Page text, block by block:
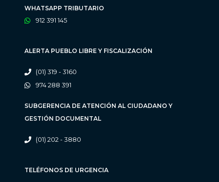
WHATSAPP TRIBUTARIO
912 391 145
ALERTA PUEBLO LIBRE Y FISCALIZACIÓN
(01) 319 - 3160
974 288 391
SUBGERENCIA DE ATENCIÓN AL CIUDADANO Y
GESTIÓN DOCUMENTAL
(01) 202 - 3880
TELÉFONOS DE URGENCIA